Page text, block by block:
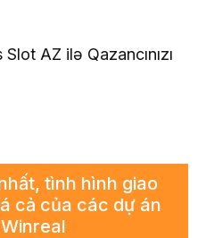
AZ ilə Qazancınızı
tình hình giao
cả của các dự án